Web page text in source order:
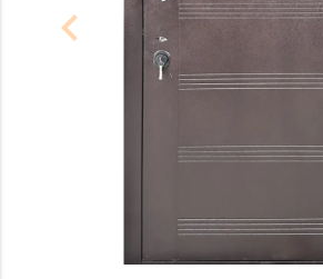
navigate_before